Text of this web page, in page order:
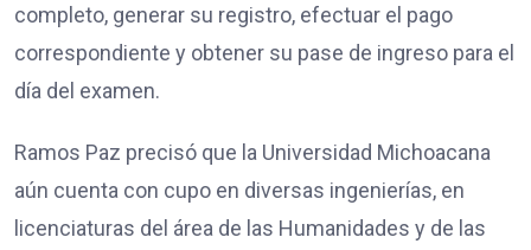
completo, generar su registro, efectuar el pago
correspondiente y obtener su pase de ingreso para el
día del examen.
Ramos Paz precisó que la Universidad Michoacana
aún cuenta con cupo en diversas ingenierías, en
licenciaturas del área de las Humanidades y de las